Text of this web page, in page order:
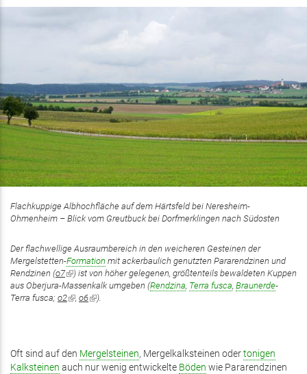
Flachkuppige Albhochfläche auf dem Härtsfeld bei Neresheim-
Ohmenheim – Blick vom Greutbuck bei Dorfmerklingen nach Südosten
Der flachwellige Ausraumbereich in den weicheren Gesteinen der
Mergelstetten-Formation mit ackerbaulich genutzten Pararendzinen und
Rendzinen (o7(Link
ist
extern)
) ist von höher gelegenen, größtenteils bewaldeten Kuppen
aus Oberjura-Massenkalk umgeben (Rendzina, Terra fusca, Braunerde-
Terra fusca; o2(Link
, o6(Link
).
Oft sind auf den Mergelsteinen, Mergelkalksteinen odertonigen
Kalksteinen auch nur wenig entwickelte Böden wie Pararendzinen